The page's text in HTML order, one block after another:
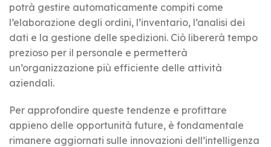
potrà gestire automaticamente compiti come
l’elaborazione degli ordini, l’inventario, l’analisi dei
dati e la gestione delle spedizioni. Ciò libererà tempo
prezioso per il personale e permetterà
un’organizzazione più efficiente delle attività
aziendali.
Per approfondire queste tendenze e profittare
appieno delle opportunità future, è fondamentale
rimanere aggiornati sulle innovazioni dell’intelligenza